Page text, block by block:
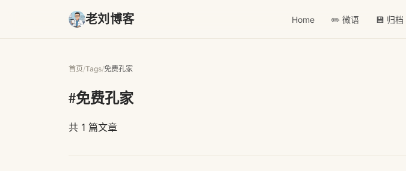
老刘博客 Home ✏️ 微语 💾 归档
首页/Tags/免费孔家
#免费孔家
共 1 篇文章